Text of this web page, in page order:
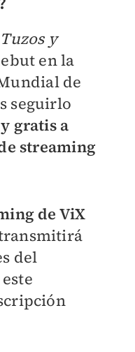
Tuzos y
en la
de
seguirlo
gratis a
streaming
de ViX
del